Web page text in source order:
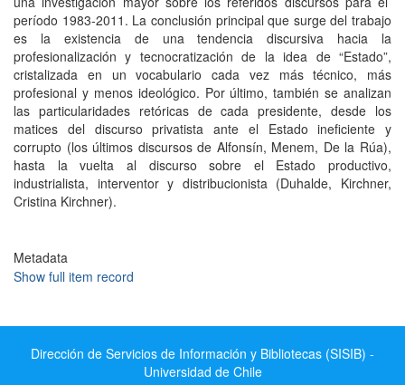
período 1983-2011. La conclusión principal que surge del trabajo
es la existencia de una tendencia discursiva hacia la
profesionalización y tecnocratización de la idea de “Estado”,
cristalizada en un vocabulario cada vez más técnico, más
profesional y menos ideológico. Por último, también se analizan
las particularidades retóricas de cada presidente, desde los
matices del discurso privatista ante el Estado ineficiente y
corrupto (los últimos discursos de Alfonsín, Menem, De la Rúa),
hasta la vuelta al discurso sobre el Estado productivo,
industrialista, interventor y distribucionista (Duhalde, Kirchner,
Cristina Kirchner).
Metadata
Show full item record
Dirección de Servicios de Información y Bibliotecas (SISIB) -
Universidad de Chile